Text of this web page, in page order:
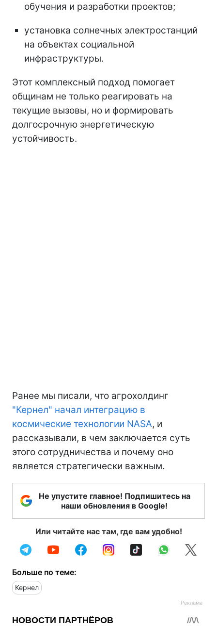
обучения и разработки проектов;
установка солнечных электростанций
на объектах социальной
инфраструктуры.
Этот комплексный подход помогает
общинам не только реагировать на
текущие вызовы, но и формировать
долгосрочную энергетическую
устойчивость.
Ранее мы писали, что агрохолдинг
"Кернел" начал интеграцию в
космические технологии NASA, и
рассказывали, в чем заключается суть
этого сотрудничества и почему оно
является стратегически важным.
Не упустите главное! Подпишитесь на
наши обновления в Google!
Или читайте нас там, где вам удобно!
Больше по теме:
Кернел